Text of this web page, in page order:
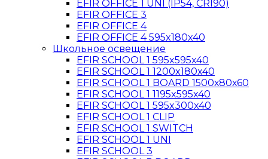
EFIR OFFICE 1 UNI (IP54, CRI90)
EFIR OFFICE 3
EFIR OFFICE 4
EFIR OFFICE 4 595x180x40
Школьное освещение
EFIR SCHOOL 1 595x595x40
EFIR SCHOOL 1 1200x180x40
EFIR SCHOOL 1 BOARD 1500х80х60
EFIR SCHOOL 1 1195x595x40
EFIR SCHOOL 1 595x300x40
EFIR SCHOOL 1 CLIP
EFIR SCHOOL 1 SWITCH
EFIR SCHOOL 1 UNI
EFIR SCHOOL 3